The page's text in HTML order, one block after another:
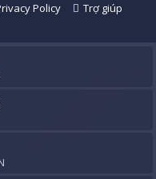
Policy
Trợ giúp